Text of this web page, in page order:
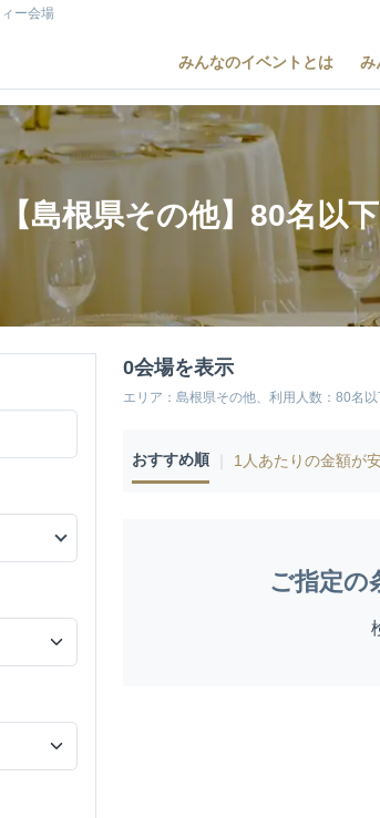
ー会場
みんなのイベントとは み
【島根県その他】80名以
0会場を表示
エリア：島根県その他、利用人数：80名
おすすめ順 1人あたりの金額が
ご指定の